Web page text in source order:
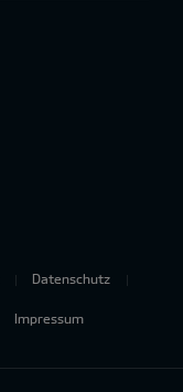
Datenschutz
Impressum